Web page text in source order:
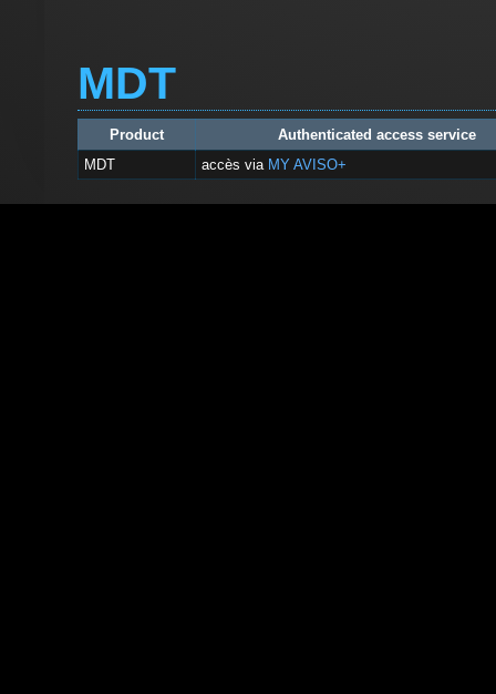
MDT
Product
Authenticated access service
MDT
accès via MY AVISO+